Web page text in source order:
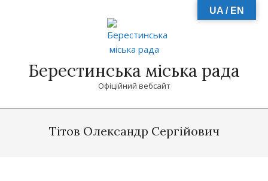
Берестинська міська рада
Офіційний вебсайт
Тітов Олександр Сергійович
UA / EN